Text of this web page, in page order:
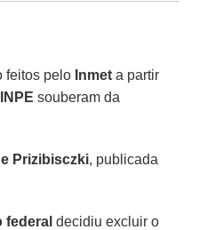
feitos pelo Inmet a partir
INPE souberam da
Prizibisczki, publicada
federal decidiu excluir o